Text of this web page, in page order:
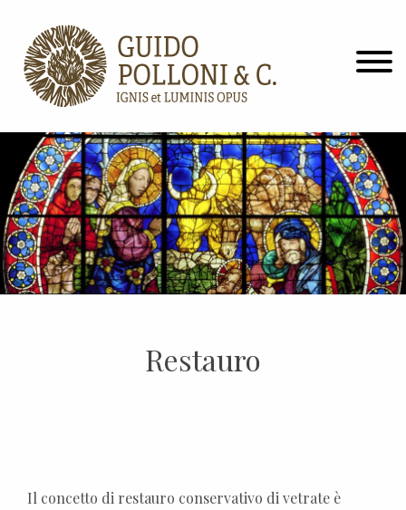
Restauro
Il concetto di restauro conservativo di vetrate è